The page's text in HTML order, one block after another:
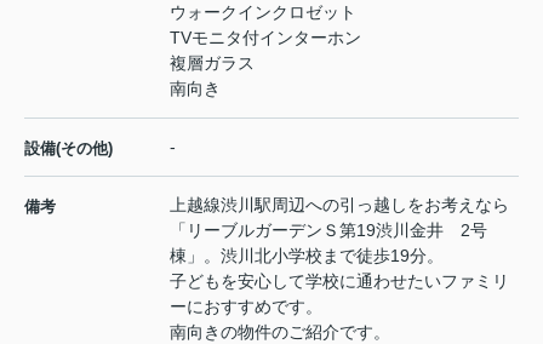
ウォークインクロゼット
TVモニタ付インターホン
複層ガラス
南向き
設備(その他) -
備考
上越線渋川駅周辺への引っ越しをお考えなら
「リーブルガーデンＳ第19渋川金井 2号
棟」。渋川北小学校まで徒歩19分。
子どもを安心して学校に通わせたいファミリ
ーにおすすめです。
南向きの物件のご紹介です。